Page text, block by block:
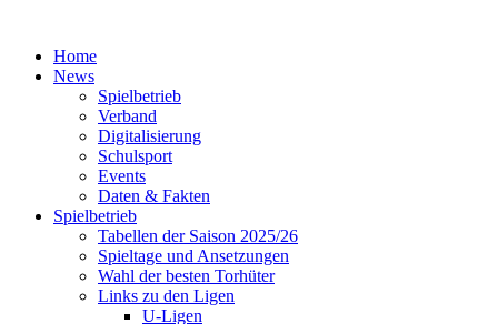
Home
News
Spielbetrieb
Verband
Digitalisierung
Schulsport
Events
Daten & Fakten
Spielbetrieb
Tabellen der Saison 2025/26
Spieltage und Ansetzungen
Wahl der besten Torhüter
Links zu den Ligen
U-Ligen